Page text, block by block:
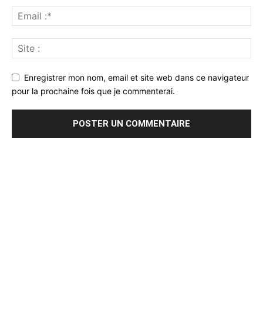
Enregistrer mon nom, email et site web dans ce navigateur
pour la prochaine fois que je commenterai.